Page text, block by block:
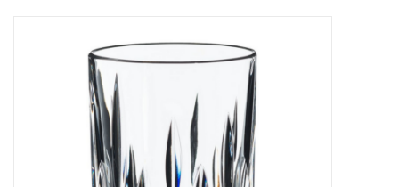
Cours de cuisine